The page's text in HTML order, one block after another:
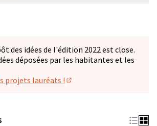
des idées de l'édition 2022 est close.
déposées par les habitantes et les
projets lauréats !